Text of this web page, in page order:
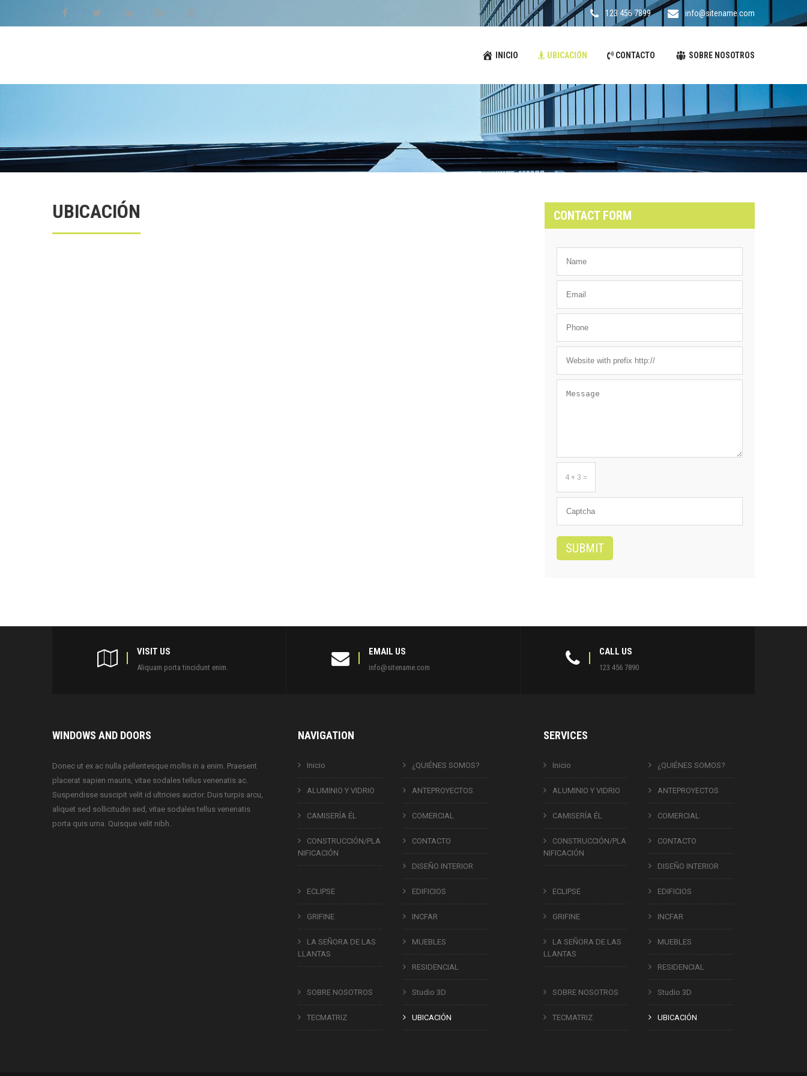
123 456 7899 info@sitename.com
INICIO UBICACIÓN CONTACTO SOBRE NOSOTROS
UBICACIÓN CONTACT FORM
4 + 3 =
VISIT US
Aliquam porta tincidunt enim.
EMAIL US
info@sitename.com
CALL US
123 456 7890
WINDOWS AND DOORS
Donec ut ex ac nulla pellentesque mollis in a enim. Praesent
placerat sapien mauris, vitae sodales tellus venenatis ac.
Suspendisse suscipit velit id ultricies auctor. Duis turpis arcu,
aliquet sed sollicitudin sed, vitae sodales tellus venenatis
porta quis urna. Quisque velit nibh.
NAVIGATION
Inicio ¿QUIÉNES SOMOS?
ALUMINIO Y VIDRIO ANTEPROYECTOS
CAMISERÍA ÉL COMERCIAL
CONSTRUCCIÓN/PLA
NIFICACIÓN
CONTACTO
DISEÑO INTERIOR
ECLIPSE EDIFICIOS
GRIFINE INCFAR
LA SEÑORA DE LAS
LLANTAS
MUEBLES
RESIDENCIAL
SOBRE NOSOTROS Studio 3D
TECMATRIZ UBICACIÓN
SERVICES
Inicio ¿QUIÉNES SOMOS?
ALUMINIO Y VIDRIO ANTEPROYECTOS
CAMISERÍA ÉL COMERCIAL
CONSTRUCCIÓN/PLA
NIFICACIÓN
CONTACTO
DISEÑO INTERIOR
ECLIPSE EDIFICIOS
GRIFINE INCFAR
LA SEÑORA DE LAS
LLANTAS
MUEBLES
RESIDENCIAL
SOBRE NOSOTROS Studio 3D
TECMATRIZ UBICACIÓN